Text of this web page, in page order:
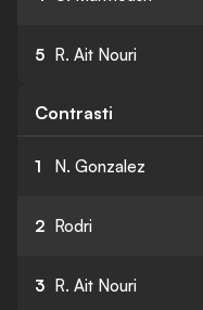
5 R. Ait Nouri
Contrasti
1 N. Gonzalez
2 Rodri
3 R. Ait Nouri